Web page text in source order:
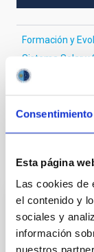
Consentimiento
Esta página
Las cookies de
el contenido y
sociales y
información
Formación y
Sistema Solar y
Física estelar e
Catálogos
Te puede
Magnetic